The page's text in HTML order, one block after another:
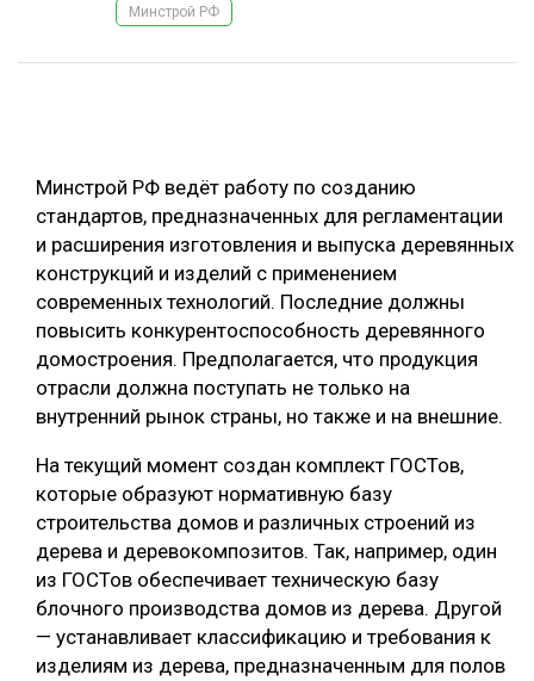
ЛЕСОЗАГОТОВКА
ОБРАБОТКА ДРЕВЕСИНЫ
ЛЕСОВОССТАНОВЛЕНИЕ И ЗАЩИТА
ЛОГИСТИКА
ПРОИЗВОДСТВО ДРЕВЕСНЫХ ПЛИТ
ЦБП
КОМПЛЕКСНАЯ ПЕРЕРАБОТКА
ДЕРЕВЯННОЕ ДОМОСТРОЕНИЕ
БЕЗОПАСНОЕ ПРОИЗВОДСТВО
СОРТИРОВКА ДРЕВЕСИНЫ
СУШКА ДРЕВЕСИНЫ
МЕБЕЛЬНОЕ ПРОИЗВОДСТВО
ТЕМАТИЧЕСКИЕ ПРОЕКТЫ
ПОДБОРКИ СТАТЕЙ
Минстрой РФ
Минстрой РФ ведёт работу по созданию
стандартов, предназначенных для регламентации
и расширения изготовления и выпуска деревянных
конструкций и изделий с применением
современных технологий. Последние должны
повысить конкурентоспособность деревянного
домостроения. Предполагается, что продукция
отрасли должна поступать не только на
внутренний рынок страны, но также и на внешние.
На текущий момент создан комплект ГОСТов,
которые образуют нормативную базу
строительства домов и различных строений из
дерева и деревокомпозитов. Так, например, один
из ГОСТов обеспечивает техническую базу
блочного производства домов из дерева. Другой
— устанавливает классификацию и требования к
изделиям из дерева, предназначенным для полов